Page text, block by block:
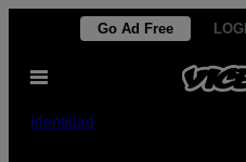
contenido
Go Ad Free
Abrir
Identidad